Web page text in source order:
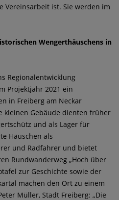
Vereinsarbeit ist. Sie werden im
Wengerthäuschens in
Regionalentwicklung
Projektjahr 2021 ein
in Freiberg am Neckar
kleinen Gebäude dienten früher
und als Lager für
Häuschen als
und Radfahrer und bietet
Rundwanderweg „Hoch über
zur Geschichte sowie der
machen den Ort zu einem
Müller, Stadt Freiberg: „Die